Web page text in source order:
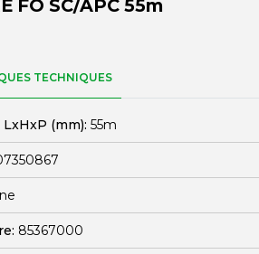
FO SC/APC 55m
TECHNIQUES
(mm): 55m
85367000